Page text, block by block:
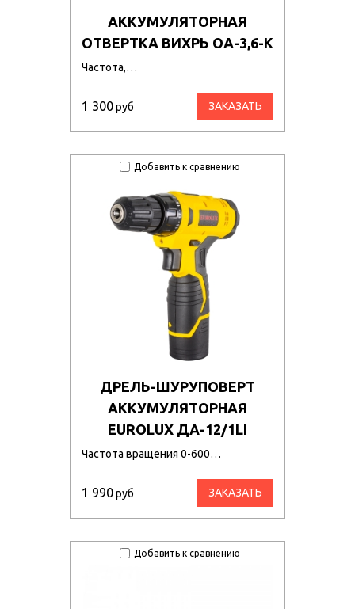
АККУМУЛЯТОРНАЯ
ОТВЕРТКА ВИХРЬ ОА-3,6-К
Частота,…
1 300руб ЗАКАЗАТЬ
Добавить к сравнению
ДРЕЛЬ-ШУРУПОВЕРТ
АККУМУЛЯТОРНАЯ
EUROLUX ДА-12/1LI
Частота вращения 0-600…
1 990руб ЗАКАЗАТЬ
Добавить к сравнению